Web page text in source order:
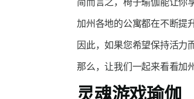
加州各地的公寓都在不断提
因此，如果您希望保持活力
那么，让我们一起来看看
灵魂游戏瑜伽